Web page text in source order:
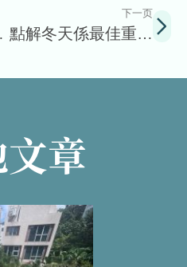
下一页
點解冬天係最佳重造
章